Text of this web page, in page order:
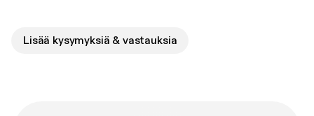
Lisää kysymyksiä & vastauksia